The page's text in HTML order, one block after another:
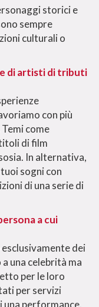
storici e
sempre
culturali o
di artisti di tributi
con più
come
di film
In alternativa,
sogni con
di una serie di
a cui
dei
una celebrità ma
per le loro
per servizi
performance,